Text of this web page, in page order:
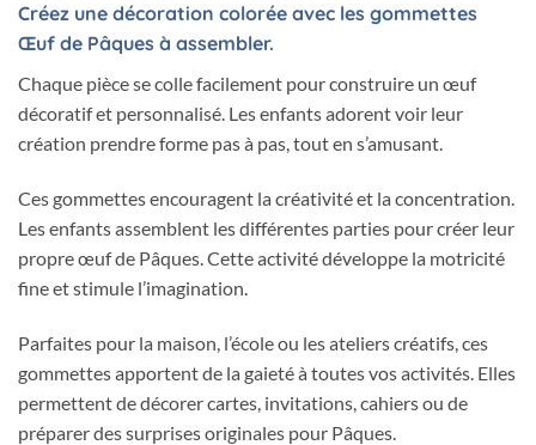
Créez une décoration colorée avec les gommettes
Œuf de Pâques à assembler.
Chaque pièce se colle facilement pour construire un œuf
décoratif et personnalisé. Les enfants adorent voir leur
création prendre forme pas à pas, tout en s’amusant.
Ces gommettes encouragent la créativité et la concentration.
Les enfants assemblent les différentes parties pour créer leur
propre œuf de Pâques. Cette activité développe la motricité
fine et stimule l’imagination.
Parfaites pour la maison, l’école ou les ateliers créatifs, ces
gommettes apportent de la gaieté à toutes vos activités. Elles
permettent de décorer cartes, invitations, cahiers ou de
préparer des surprises originales pour Pâques.